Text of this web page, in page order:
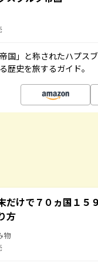
帝国」と称されたハプス
歴史を旅するガイド。
けで７０ヵ国１５
方
物